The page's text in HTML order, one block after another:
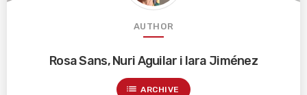
AUTHOR
Rosa Sans, Nuri Aguilar i Iara Jiménez
list ARCHIVE